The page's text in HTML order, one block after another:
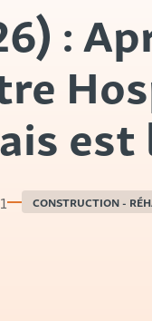
:
est
CONSTRUCTION -